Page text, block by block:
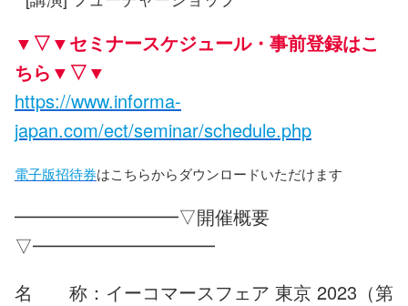
▼▽▼セミナースケジュール・事前登録はこ
ちら▼▽▼
https://www.informa-
japan.com/ect/seminar/schedule.php
電子版招待券はこちらからダウンロードいただけます
━━━━━━━━━▽開催概要
▽━━━━━━━━━━
名 称：イーコマースフェア 東京 2023（第